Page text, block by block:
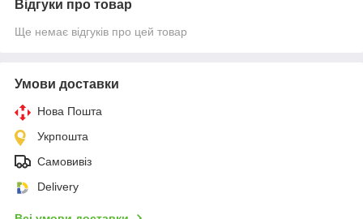
Відгуки про товар
Ще немає відгуків про цей товар
Умови доставки
Нова Пошта
Укрпошта
Самовивіз
Delivery